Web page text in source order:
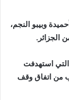
وبيبو النجم،
الجزائر.
استهدفت
من اتفاق وقف